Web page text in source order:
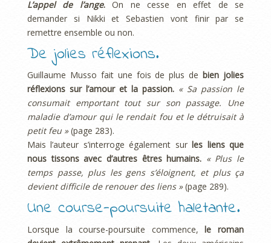
L’appel de l’ange.On ne cesse en effet de se
demander si Nikki et Sebastien vont finir par se
remettre ensemble ou non.
De jolies réflexions.
Guillaume Musso fait une fois de plus de bien jolies
réflexions sur l’amour et la passion. « Sa passion le
consumait emportant tout sur son passage. Une
maladie d’amour qui le rendait fou et le détruisait à
petit feu »(page 283).
Mais l’auteur s’interroge également surles liens que
nous tissons avec d’autres êtres humains. « Plus le
temps passe, plus les gens s’éloignent, et plus ça
devient difficile de renouer des liens »(page 289).
Une course-poursuite haletante.
Lorsque la course-poursuite commence, le roman